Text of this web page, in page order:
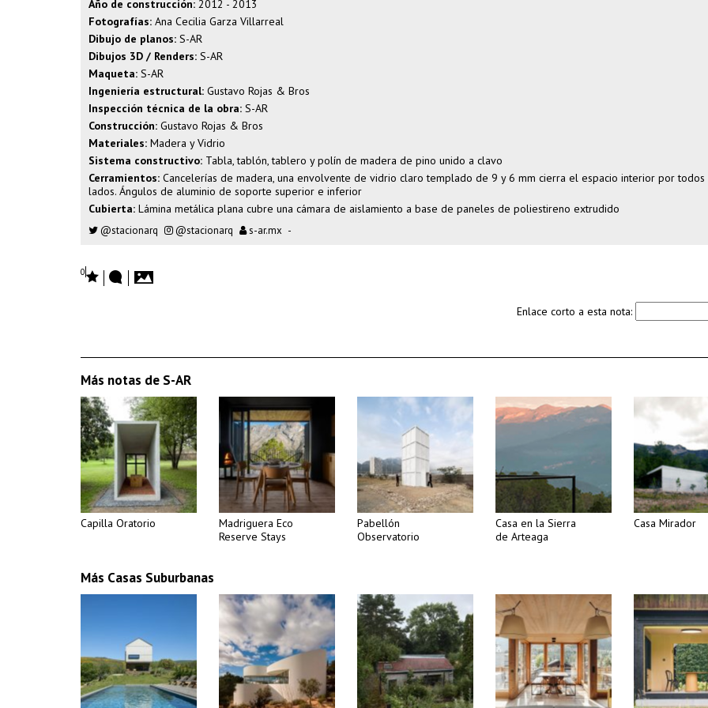
Año de construcción: 2012 - 2013
Fotografías: Ana Cecilia Garza Villarreal
Dibujo de planos: S-AR
Dibujos 3D / Renders: S-AR
Maqueta: S-AR
Ingeniería estructural: Gustavo Rojas & Bros
Inspección técnica de la obra: S-AR
Construcción: Gustavo Rojas & Bros
Materiales: Madera y Vidrio
Sistema constructivo: Tabla, tablón, tablero y polín de madera de pino unido a clavo
Cerramientos: Cancelerías de madera, una envolvente de vidrio claro templado de 9 y 6 mm cierra el espacio interior por todos
lados. Ángulos de aluminio de soporte superior e inferior
Cubierta: Lámina metálica plana cubre una cámara de aislamiento a base de paneles de poliestireno extrudido
@stacionarq @stacionarq s-ar.mx -
0
Enlace corto a esta nota:
Más notas de S-AR
Capilla Oratorio
Madriguera Eco
Reserve Stays
Pabellón
Observatorio
Casa en la Sierra
de Arteaga
Casa Mirador
Más Casas Suburbanas